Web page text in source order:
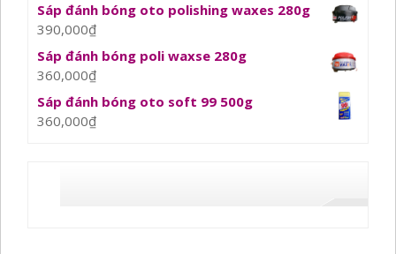
Sáp đánh bóng oto polishing waxes 280g
390,000₫
Sáp đánh bóng poli waxse 280g
360,000₫
Sáp đánh bóng oto soft 99 500g
360,000₫